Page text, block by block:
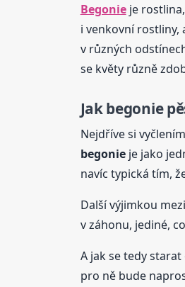
Begonieje rostlina,
i venkovní rostliny,
v různých
se květy různě
Jakbegonie
Nejdříve si
begonieje jako
navíc typická tím,
Další výjimkou mezi
v záhonu, jediné,
A jak se tedy starat
pro ně bude